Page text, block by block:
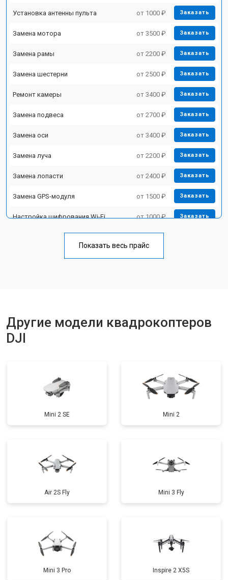
Установка антенны пульта от 1000 ₽ Заказать
Замена мотора от 3500 ₽ Заказать
Замена рамы от 2200 ₽ Заказать
Замена шестерни от 2500 ₽ Заказать
Ремонт камеры от 3400 ₽ Заказать
Замена подвеса от 2700 ₽ Заказать
Замена оси от 3400 ₽ Заказать
Замена луча от 2200 ₽ Заказать
Замена лопасти от 2400 ₽ Заказать
Замена GPS-модуля от 1500 ₽ Заказать
Настройка шифрования Wi-Fi от 1000 ₽ Заказать
Замена материнской платы от 2800 ₽
Показать весь прайс
Другие модели квадрокоптеров
DJI
Mini 2 SE Mini 2
Air 2S Fly Mini 3 Fly
Mini 3 Pro Inspire 2 X5S